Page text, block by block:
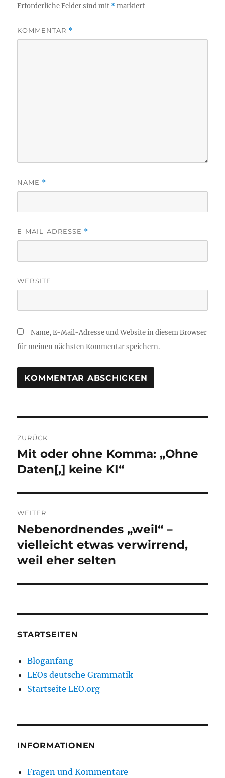
Erforderliche Felder sind mit *markiert
KOMMENTAR *
NAME *
E-MAIL-ADRESSE *
WEBSITE
Name, E-Mail-Adresse und Website in diesem Browser
für meinen nächsten Kommentar speichern.
ZURÜCK
Vorheriger
Beitrag:
Mit oder ohne Komma: „Ohne
Daten[,] keine KI“
WEITER
Nächster
Beitrag:
Nebenordnendes „weil“ –
vielleicht etwas verwirrend,
weil eher selten
STARTSEITEN
Bloganfang
LEOs deutsche Grammatik
Startseite LEO.org
INFORMATIONEN
Fragen und Kommentare